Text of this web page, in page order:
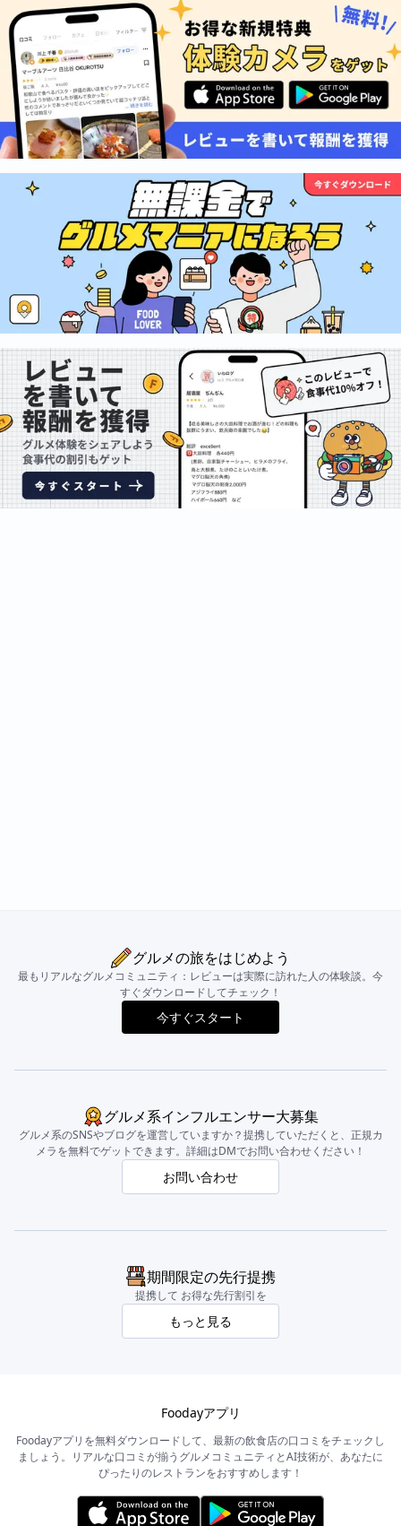
グルメの旅をはじめよう
最もリアルなグルメコミュニティ：レビューは実際に訪れた人の体験談。今
すぐダウンロードしてチェック！
今すぐスタート
グルメ系インフルエンサー大募集
グルメ系のSNSやブログを運営していますか？提携していただくと、正規カ
メラを無料でゲットできます。詳細はDMでお問い合わせください！
お問い合わせ
期間限定の先行提携
提携して お得な先行割引を
もっと見る
Foodayアプリ
Foodayアプリを無料ダウンロードして、最新の飲食店の口コミをチェックし
ましょう。リアルな口コミが揃うグルメコミュニティとAI技術が、あなたに
ぴったりのレストランをおすすめします！